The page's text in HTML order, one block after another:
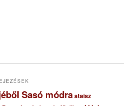
Sasó módraataisz